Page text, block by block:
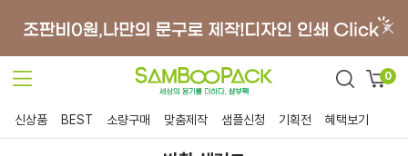
0
신상품 BEST 소량구매 맞춤제작 샘플신청 기획전 혜택보기